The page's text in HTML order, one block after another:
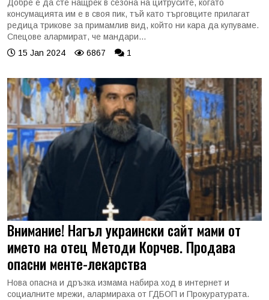
Добре е да сте нащрек в сезона на цитрусите, когато
консумацията им е в своя пик, тъй като търговците прилагат
редица трикове за примамлив вид, който ни кара да купуваме.
Спецове алармират, че мандари...
15 Jan 2024
6867 1
Внимание! Нагъл украински сайт мами от
името на отец Методи Корчев. Продава
опасни менте-лекарства
Нова опасна и дръзка измама набира ход в интернет и
социалните мрежи, алармираха от ГДБОП и Прокуратурата.